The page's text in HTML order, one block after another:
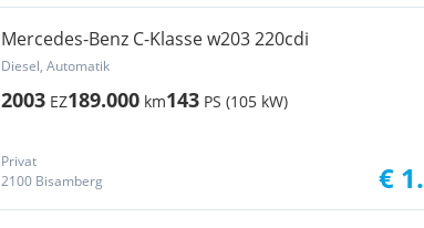
Mercedes-Benz C-Klasse w203 220cdi
Diesel, Automatik
2003 EZ189.000 km143 PS (105 kW)
Privat
2100 Bisamberg
€